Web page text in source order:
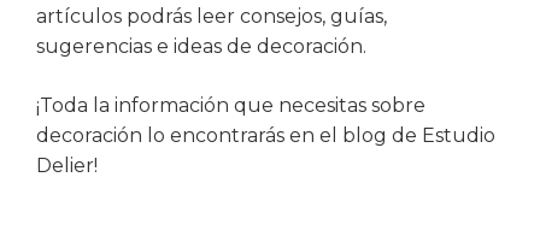
artículos podrás leer consejos, guías,
sugerencias e ideas de decoración.
¡Toda la información que necesitas sobre
decoración lo encontrarás en el blog de Estudio
Delier!